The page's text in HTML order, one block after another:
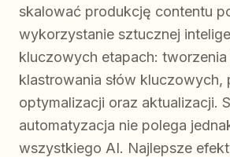
skalować produkcję contentu
wykorzystanie sztucznej
kluczowych etapach:
klastrowania słów kluczowych,
optymalizacji oraz aktualizacji.
automatyzacja nie polega
wszystkiego AI. Najlepsze